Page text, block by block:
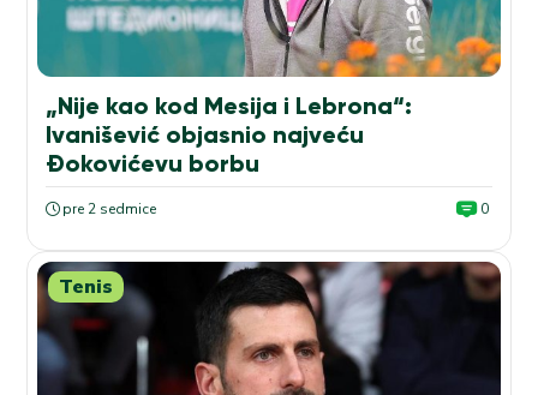
„Nije kao kod Mesija i Lebrona“:
Ivanišević objasnio najveću
Đokovićevu borbu
pre 2 sedmice 0
Tenis